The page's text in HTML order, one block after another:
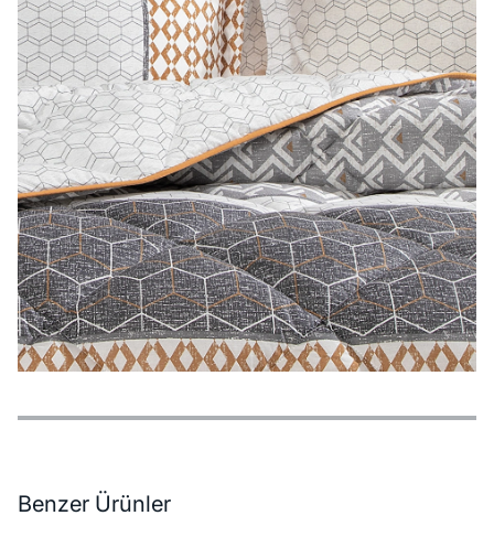
Özellikler
Ödeme Seçenekleri
Teslimat ve İade Koşulları
Benzer Ürünler